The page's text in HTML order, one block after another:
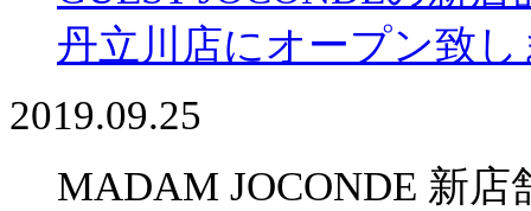
丹立川店にオープン致
2019.09.25
MADAM JOCONDE 新